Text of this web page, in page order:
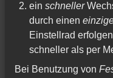
ein schneller
durch einen
Einstellrad
schneller als per
Bei Benutzung von